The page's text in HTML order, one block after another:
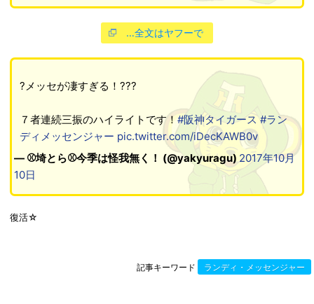
…全文はヤフーで
?メッセが凄すぎる！???
７者連続三振のハイライトです！#阪神タイガース #ラン
ディメッセンジャー pic.twitter.com/iDecKAWB0v
— ⚾️埼とら⚾️今季は怪我無く！ (@yakyuragu) 2017年10月
10日
復活☆
記事キーワード ランディ・メッセンジャー